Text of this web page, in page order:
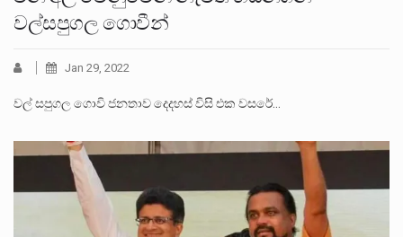
වල්සපුගල ගොවීන්
Jan 29, 2022
වල් සපුගල ගොවි ජනතාව දෙදහස් විසි එක වසරේ…